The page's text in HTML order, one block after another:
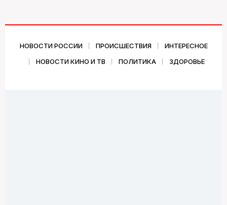
НОВОСТИ РОССИИ ПРОИСШЕСТВИЯ
ИНТЕРЕСНОЕ
НОВОСТИ КИНО И ТВ
ПОЛИТИКА ЗДОРОВЬЕ